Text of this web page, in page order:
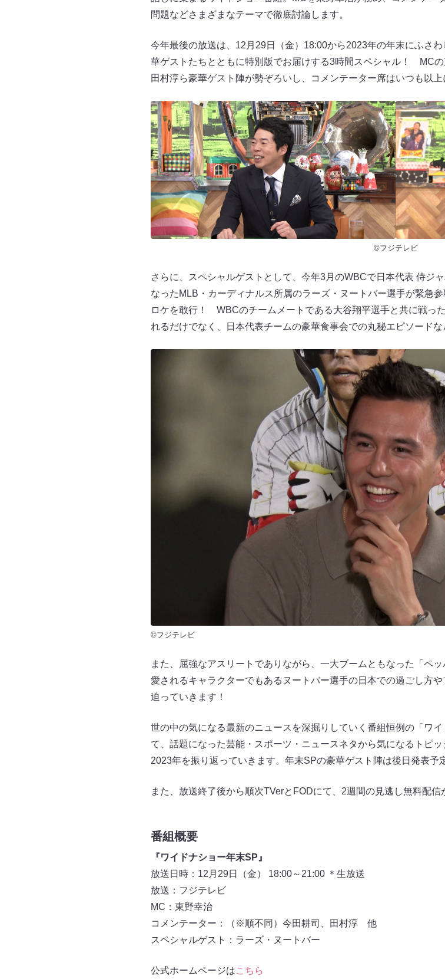
問題などさまざまなテーマで徹底討論します。
今年最後の放送は、12月29日（金）18:00から2023年の年末にふさ
華ゲストたちとともに特別版でお届けする3時間スペシャル！ MCの
田村淳ら豪華ゲスト陣が勢ぞろいし、コメンテーター席はいつも以
©フジテレビ
さらに、スペシャルゲストとして、今年3月のWBCで日本代表 侍ジ
なったMLB・カーディナルス所属のラーズ・ヌートバー選手が緊急
ロケを敢行！ WBCのチームメートである大谷翔平選手と共に戦っ
れるだけでなく、日本代表チームの豪華食事会での丸秘エピソードな
©フジテレビ
また、屈強なアスリートでありながら、一大ブームともなった「ペ
愛されるキャラクターでもあるヌートバー選手の日本での過ごし方
迫っていきます！
世の中の気になる最新のニュースを深掘りしていく番組恒例の「ワ
て、話題になった芸能・スポーツ・ニュースネタから気になるトピ
2023年を振り返っていきます。年末SPの豪華ゲスト陣は後日発表予
また、放送終了後から順次TVerとFODにて、2週間の見逃し無料配信
番組概要
『ワイドナショー年末SP』
放送日時：12月29日（金） 18:00～21:00 ＊生放送
放送：フジテレビ
MC：東野幸治
コメンテーター：（※順不同）今田耕司、田村淳 他
スペシャルゲスト：ラーズ・ヌートバー
公式ホームページはこちら